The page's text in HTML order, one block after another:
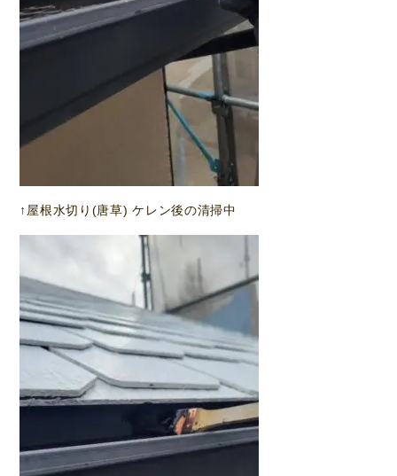
↑屋根水切り(唐草) ケレン後の清掃中